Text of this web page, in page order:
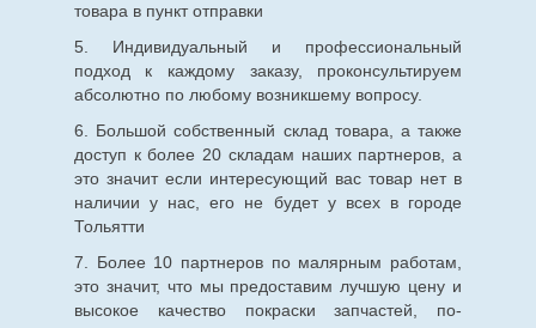
товара в пункт отправки
5. Индивидуальный и профессиональный
подход к каждому заказу, проконсультируем
абсолютно по любому возникшему вопросу.
6. Большой собственный склад товара, а также
доступ к более 20 складам наших партнеров, а
это значит если интересующий вас товар нет в
наличии у нас, его не будет у всех в городе
Тольятти
7. Более 10 партнеров по малярным работам,
это значит, что мы предоставим лучшую цену и
высокое качество покраски запчастей, по-